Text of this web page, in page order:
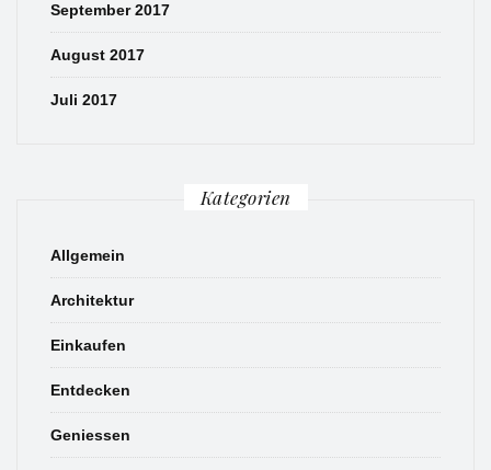
September 2017
August 2017
Juli 2017
Kategorien
Allgemein
Architektur
Einkaufen
Entdecken
Geniessen